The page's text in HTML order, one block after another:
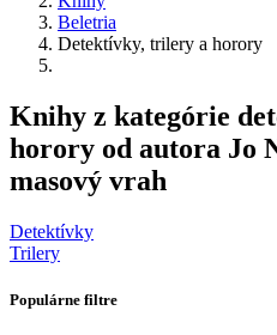
Beletria
Detektívky, trilery a horory
Knihy z kategórie
horory od autora Jo
masový vrah
Detektívky
Trilery
Populárne filtre